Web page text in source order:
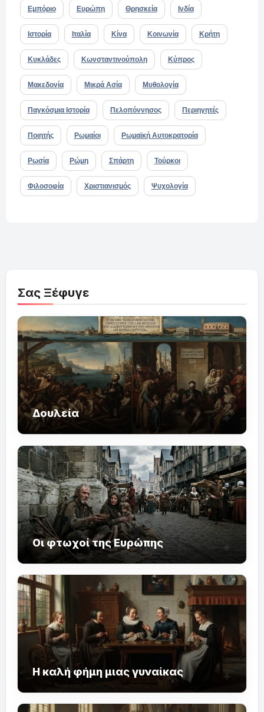
Εμπόριο Ευρώπη Θρησκεία Ινδία
Ιστορία Ιταλία Κίνα Κοινωνία Κρήτη
Κυκλάδες Κωνσταντινούπολη Κύπρος
Μακεδονία Μικρά Ασία Μυθολογία
Παγκόσμια Ιστορία Πελοπόννησος Περιηγητές
Ποιητής Ρωμαίοι Ρωμαϊκή Αυτοκρατορία
Ρωσία Ρώμη Σπάρτη Τούρκοι
Φιλοσοφία Χριστιανισμός Ψυχολογία
Σας Ξέφυγε
Δουλεία
Οι φτωχοί της Ευρώπης
Η καλή φήμη μιας γυναίκας